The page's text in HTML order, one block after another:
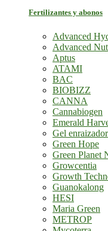
Fertilizantes y abonos
Advanced
Advanced
Aptus
ATAMI
BAC
BIOBIZZ
CANNA
Cannabiogen
Emerald
Gel enraizador
Green Hope
Green Planet
Growcentia
Growth
Guanokalong
HESI
Maria Green
METROP